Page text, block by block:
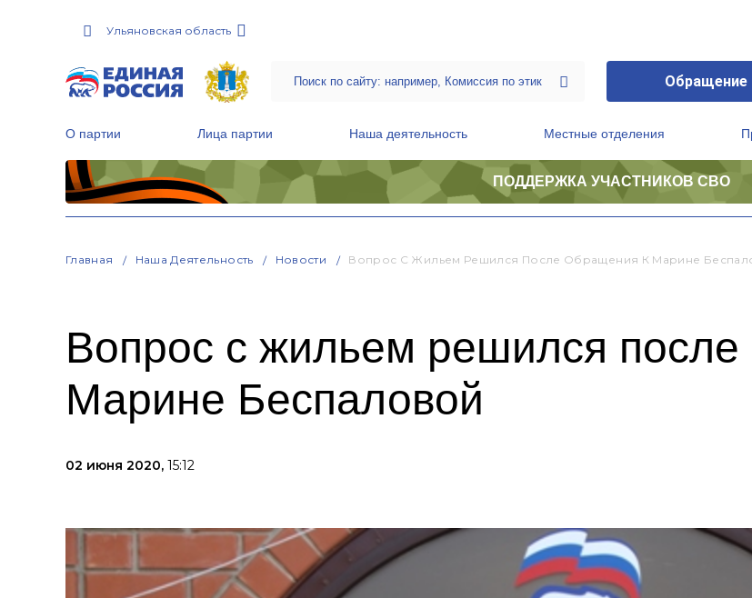
Ульяновская область
Обращение
О партии Лица партии Наша деятельность Местные отделения
ПОДДЕРЖКА УЧАСТНИКОВ СВО
Главная Наша Деятельность Новости Вопрос С Жильем Решился После Обращения К Марине
Вопрос с жильем решился
Марине Беспаловой
02 июня 2020, 15:12